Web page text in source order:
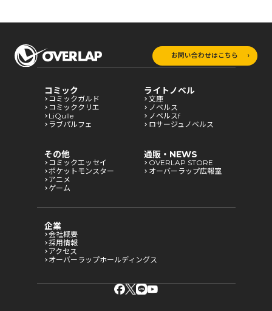
お問い合わせはこちら
コミック
コミックガルド
コミッククリエ
LiQulle
ラブパルフェ
ライトノベル
文庫
ノベルス
ノベルスf
ロサージュノベルス
その他
コミックエッセイ
ポケットモンスター
アニメ
ゲーム
通販・NEWS
OVERLAP STORE
オーバーラップ広報室
企業
会社概要
採用情報
アクセス
オーバーラップホールディングス